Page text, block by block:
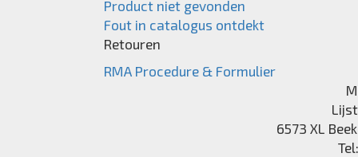
Product niet gevonden
Fout in catalogus ontdekt
Retouren
RMA Procedure & Formulier
6573 XL